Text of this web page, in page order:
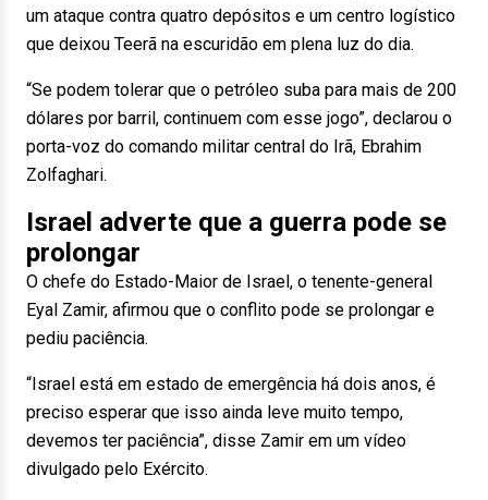
um ataque contra quatro depósitos e um centro logístico
que deixou Teerã na escuridão em plena luz do dia.
“Se podem tolerar que o petróleo suba para mais de 200
dólares por barril, continuem com esse jogo”, declarou o
porta-voz do comando militar central do Irã, Ebrahim
Zolfaghari.
Israel adverte que a guerra pode se
prolongar
O chefe do Estado-Maior de Israel, o tenente-general
Eyal Zamir, afirmou que o conflito pode se prolongar e
pediu paciência.
“Israel está em estado de emergência há dois anos, é
preciso esperar que isso ainda leve muito tempo,
devemos ter paciência”, disse Zamir em um vídeo
divulgado pelo Exército.